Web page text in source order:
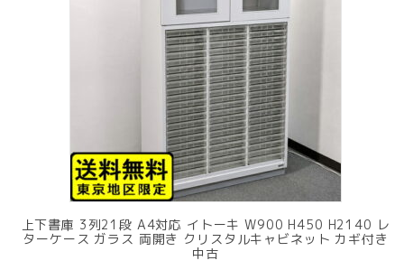
上下書庫 3列21段 A4対応 イトーキ W900 H450 H2140 レ
ターケース ガラス 両開き クリスタルキャビネット カギ付き
中古